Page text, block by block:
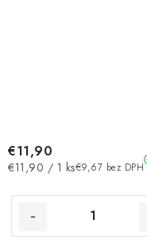
€9,67 bez DPH
€11,90
Jednotková
€11,90 / 1 ks